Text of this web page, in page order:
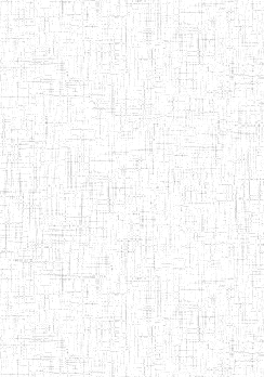
Page 2 sur 13 Total: 307
20/08/2015 ENIEG Privé
28/08/2009 ENIEG Privé
28/12/2007 ENIEG Privé
02/07/2012 ENIEG Privé